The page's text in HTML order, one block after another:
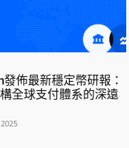
發佈最新穩定幣研報：
全球支付體系的深遠